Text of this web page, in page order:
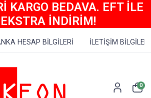
KARGO BEDAVA. EFT İLE
İNDİRİM!
HESAP BİLGİLERİ İLETİŞİM BİLGİLERİ
0